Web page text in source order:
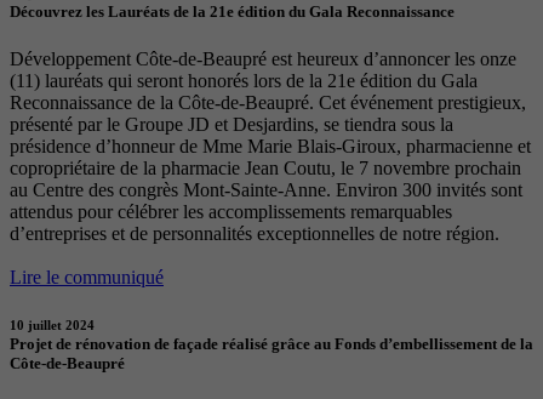
Découvrez les Lauréats de la 21e édition du Gala Reconnaissance
Développement Côte-de-Beaupré est heureux d’annoncer les onze
(11) lauréats qui seront honorés lors de la 21e édition du Gala
Reconnaissance de la Côte-de-Beaupré. Cet événement prestigieux,
présenté par le Groupe JD et Desjardins, se tiendra sous la
présidence d’honneur de Mme Marie Blais-Giroux, pharmacienne et
copropriétaire de la pharmacie Jean Coutu, le 7 novembre prochain
au Centre des congrès Mont-Sainte-Anne. Environ 300 invités sont
attendus pour célébrer les accomplissements remarquables
d’entreprises et de personnalités exceptionnelles de notre région.
Lire le communiqué
10 juillet 2024
Projet de rénovation de façade réalisé grâce au Fonds d’embellissement de la
Côte-de-Beaupré